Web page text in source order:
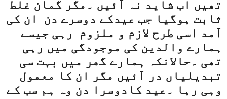
تھیں اب شاید نہ آئیں ۔مگر گمان غلط
ثابت ہوگیا جب عیدکے دوسرے دن
ان کی
آمد اسی طرح لازم و ملزوم
رہی جیسے
ہمارے والدین کی موجودگی میں رہی
تھی ۔حالانکہ ہمارے گھر میں بہت سی
تبدیلیاں در آئیں مگر ان کا معمول
وہی رہا ۔عید کادوسرا دن وہ ہم سب کے